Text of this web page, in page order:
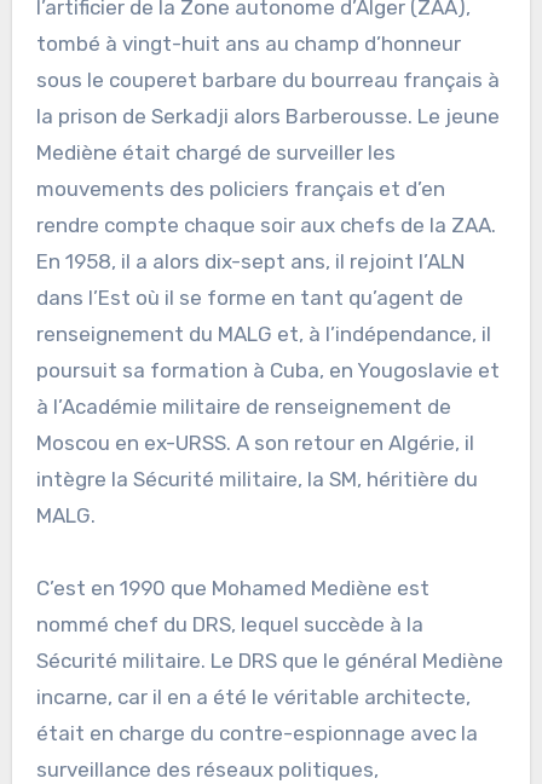
l’artificier de la Zone autonome d’Alger (ZAA),
tombé à vingt-huit ans au champ d’honneur
sous le couperet barbare du bourreau français à
la prison de Serkadji alors Barberousse. Le jeune
Mediène était chargé de surveiller les
mouvements des policiers français et d’en
rendre compte chaque soir aux chefs de la ZAA.
En 1958, il a alors dix-sept ans, il rejoint l’ALN
dans l’Est où il se forme en tant qu’agent de
renseignement du MALG et, à l’indépendance, il
poursuit sa formation à Cuba, en Yougoslavie et
à l’Académie militaire de renseignement de
Moscou en ex-URSS. A son retour en Algérie, il
intègre la Sécurité militaire, la SM, héritière du
MALG.
C’est en 1990 que Mohamed Mediène est
nommé chef du DRS, lequel succède à la
Sécurité militaire. Le DRS que le général Mediène
incarne, car il en a été le véritable architecte,
était en charge du contre-espionnage avec la
surveillance des réseaux politiques,